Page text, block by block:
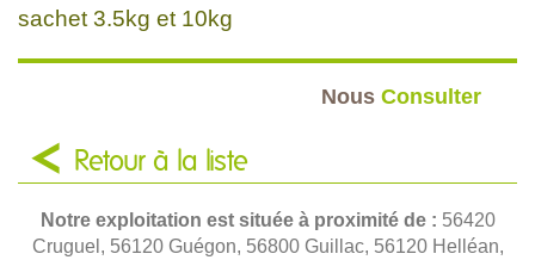
sachet 3.5kg et 10kg
Nous Consulter
Retour à la liste
Notre exploitation est située à proximité de : 56420
Cruguel, 56120 Guégon, 56800 Guillac, 56120 Helléan,